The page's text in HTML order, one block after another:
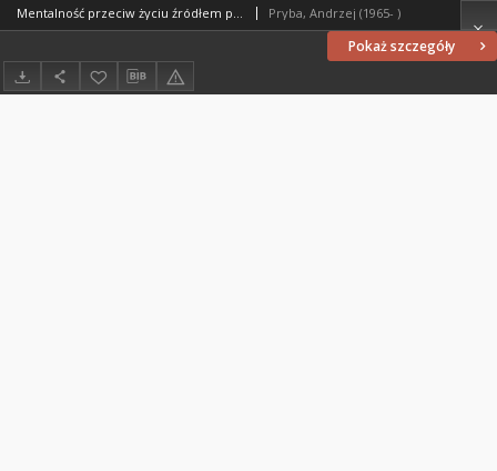
Pokaż szczegóły
Mentalność przeciw życiu źródłem przemocy wobec rodziny Pryba, Andrzej (1965- )